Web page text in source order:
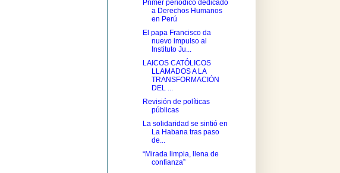
Primer periódico dedicado
a Derechos Humanos
en Perú
El papa Francisco da
nuevo impulso al
Instituto Ju...
LAICOS CATÓLICOS
LLAMADOS A LA
TRANSFORMACIÓN
DEL ...
Revisión de políticas
públicas
La solidaridad se sintió en
La Habana tras paso
de...
“Mirada limpia, llena de
confianza”